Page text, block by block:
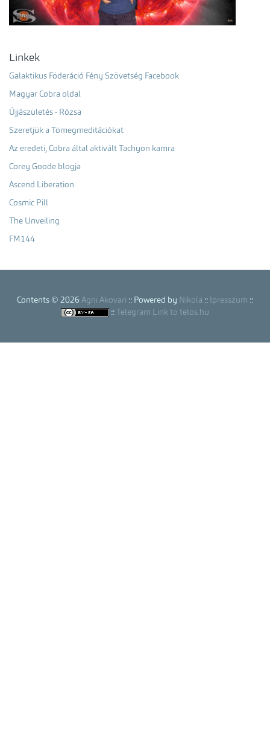
Linkek
Galaktikus Föderáció Fény Szövetség Facebook
Magyar Cobra oldal
Újjászületés - Rózsa
Szeretjük a Tömegmeditációkat
Az eredeti, Cobra által aktivált Tachyon kamra
Corey Goode blogja
Ascend Liberation
Cosmic Pill
The Unveiling
FM144
Contents © 2026 Agni Akovari :: Powered by Nikola :: Ipresszum ::
::
Telegram Link to telos.hu